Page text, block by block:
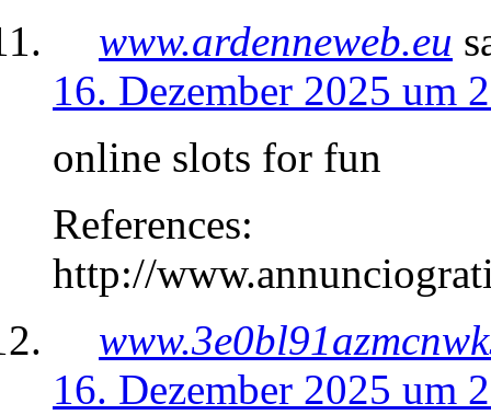
www.ardenneweb.eu
16. Dezember 2025 um
online slots for fun
References:
http://
16. Dezember 2025 um